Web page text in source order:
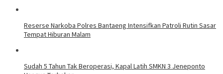
Reserse Narkoba Polres Bantaeng Intensifkan Patroli Rutin Sasar
Tempat Hiburan Malam
Sudah 5 Tahun Tak Beroperasi, Kapal Latih SMKN 3 Jeneponto